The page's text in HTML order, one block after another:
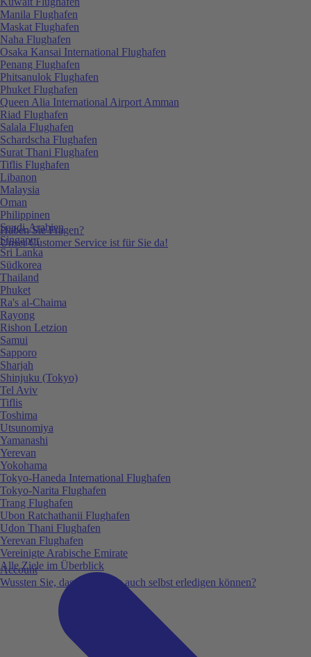
Haben Sie Fragen?
Unser Customer Service ist für Sie da!
Account
Wussten Sie, dass Sie vieles auch selbst erledigen können?
Manila Flughafen
Maskat Flughafen
Naha Flughafen
Osaka Kansai International Flughafen
Penang Flughafen
Phitsanulok Flughafen
Phuket Flughafen
Queen Alia International Airport Amman
Riad Flughafen
Salala Flughafen
Schardscha Flughafen
Surat Thani Flughafen
Tiflis Flughafen
Libanon
Malaysia
Oman
Philippinen
Saudi-Arabien
Singapur
Sri Lanka
Südkorea
Thailand
Phuket
Ra's al-Chaima
Rayong
Rishon Letzion
Samui
Sapporo
Sharjah
Shinjuku (Tokyo)
Tel Aviv
Tiflis
Toshima
Utsunomiya
Yamanashi
Yerevan
Yokohama
Tokyo-Haneda International Flughafen
Tokyo-Narita Flughafen
Trang Flughafen
Ubon Ratchathanii Flughafen
Udon Thani Flughafen
Yerevan Flughafen
Vereinigte Arabische Emirate
Alle Ziele im Überblick